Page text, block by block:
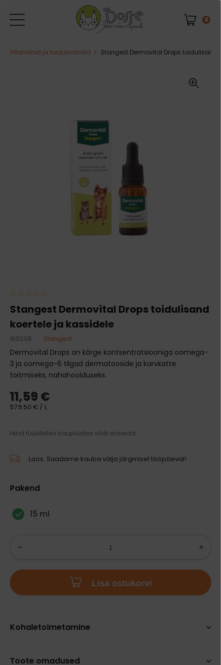
0
Vitamiinid ja toidulisandid Stangest Dermovital Drops toidulisand
Stangest Dermovital Drops toidulisand
koertele ja kassidele
160208 Stangest
Dermovital Drops on kõrge kontsentratsiooniga oomega-
3 ja oomega-6 tilgad dermatooside ja karvkatte
toitmiseks, nahahoolduseks.
11,59 €
579.50 € / L
Hind füüsilistes kauplustes võib erineda.
Laos. Saadame kauba välja järgmisel tööpäeval!
Pakend
15 ml
Lisa ostukorvi
Kohaletoimetamine
Toote omadused